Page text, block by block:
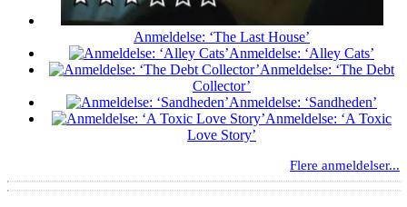
Anmeldelse: ‘The Last House’
Anmeldelse: ‘Alley Cats’
Anmeldelse: ‘The Debt
Collector’
Anmeldelse: ‘Sandheden’
Anmeldelse: ‘A Toxic
Love Story’
Flere anmeldelser...